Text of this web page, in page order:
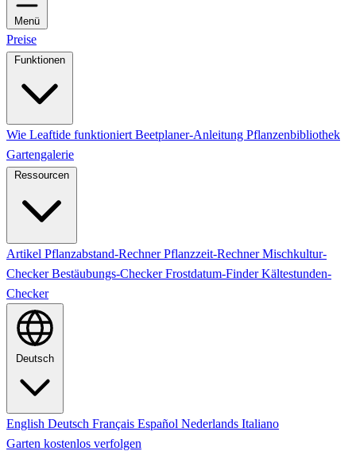
Menü
Preise
Funktionen
Wie Leaftide funktioniert Beetplaner-Anleitung Pflanzenbibliothek
Gartengalerie
Ressourcen
Artikel Pflanzabstand-RechnerPflanzzeit-RechnerMischkultur-
CheckerBestäubungs-CheckerFrostdatum-FinderKältestunden-
Checker
Deutsch
English Deutsch Français Español Nederlands Italiano
Garten kostenlos verfolgen